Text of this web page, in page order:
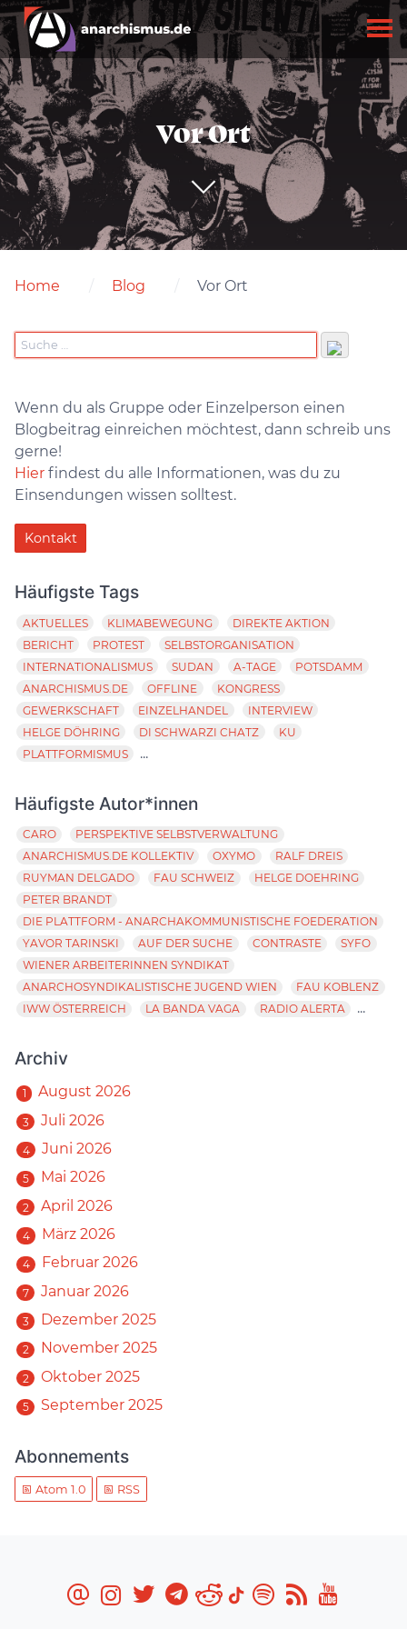
Vor Ort
Home Blog Vor Ort
Wenn du als Gruppe oder Einzelperson einen
Blogbeitrag einreichen möchtest, dann schreib uns
gerne!
Hier findest du alle Informationen, was du zu
Einsendungen wissen solltest.
Kontakt
Häufigste Tags
AKTUELLES KLIMABEWEGUNG
DIREKTE AKTION
BERICHT
PROTEST
SELBSTORGANISATION
INTERNATIONALISMUS
SUDAN A-TAGE
POTSDAMM
ANARCHISMUS.DE
OFFLINE
KONGRESS
GEWERKSCHAFT
EINZELHANDEL
INTERVIEW
HELGE DÖHRING
DI SCHWARZI CHATZ
KU
PLATTFORMISMUS
...
Häufigste Autor*innen
CARO
PERSPEKTIVE SELBSTVERWALTUNG
ANARCHISMUS.DE KOLLEKTIV
OXYMO
RALF DREIS
RUYMAN DELGADO
FAU SCHWEIZ
HELGE DOEHRING
PETER BRANDT
DIE PLATTFORM - ANARCHAKOMMUNISTISCHE FOEDERATION
YAVOR TARINSKI
AUF DER SUCHE CONTRASTE
SYFO
WIENER ARBEITERINNEN SYNDIKAT
ANARCHOSYNDIKALISTISCHE JUGEND WIEN
FAU KOBLENZ
IWW ÖSTERREICH
LA BANDA VAGA RADIO ALERTA ...
Archiv
1 August 2026
3 Juli 2026
4 Juni 2026
5 Mai 2026
2 April 2026
4 März 2026
4 Februar 2026
7 Januar 2026
3 Dezember 2025
2 November 2025
2 Oktober 2025
5 September 2025
Abonnements
Atom 1.0 RSS